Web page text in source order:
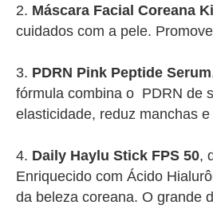
Máscara Facial Coreana
cuidados com a pele.
PDRN Pink Peptide Serum
fórmula combina o PDRN de
elasticidade, reduz manchas
Daily Haylu Stick FPS 50,
Enriquecido com Ácido
da beleza coreana. O grande